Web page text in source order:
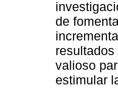
de
valioso
estimular